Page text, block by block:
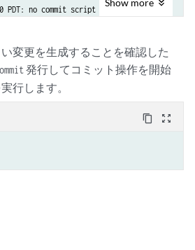
PDT: no commit script changes
PDT: copying juniper.db to juniper.data+
PDT: finished copying juniper.db to
PDT: exporting juniper.conf
PDT: merging transient changes
変更を生成することを確認した
発行してコミット操作を開始
行します。
content_copy zoom_out_map